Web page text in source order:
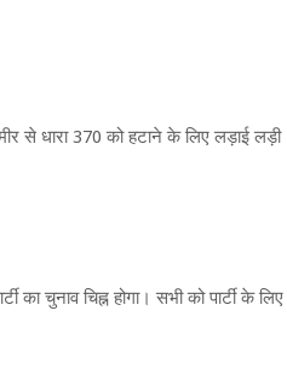
से धारा 370 को हटाने के लिए लड़ाई
का चुनाव चिह्न होगा। सभी को पार्टी के